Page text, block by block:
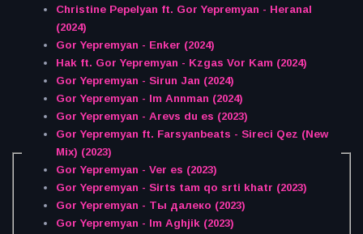
Christine Pepelyan ft. Gor Yepremyan - Heranal
(2024)
Gor Yepremyan - Enker (2024)
Hak ft. Gor Yepremyan - Kzgas Vor Kam (2024)
Gor Yepremyan - Sirun Jan (2024)
Gor Yepremyan - Im Annman (2024)
Gor Yepremyan - Arevs du es (2023)
Gor Yepremyan ft. Farsyanbeats - Sireci Qez (New
Mix) (2023)
Gor Yepremyan - Ver es (2023)
Gor Yepremyan - Sirts tam qo srti khatr (2023)
Gor Yepremyan - Ты далеко (2023)
Gor Yepremyan - Im Aghjik (2023)